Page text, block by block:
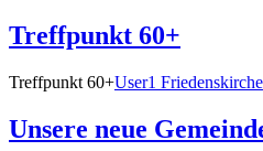
Treffpunkt 60+
Treffpunkt 60+User1 Friedenskirche
Unsere neue